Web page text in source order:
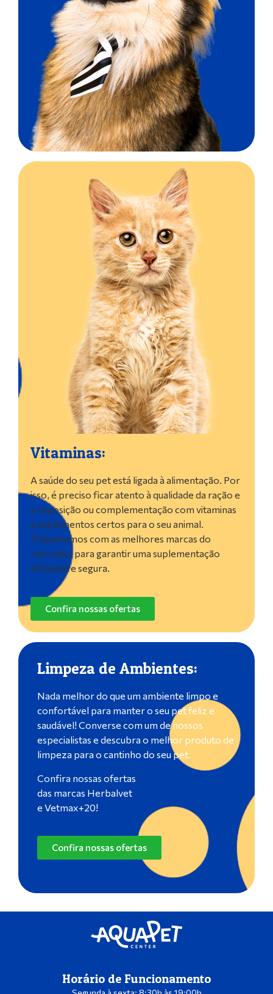
Vitaminas:
A saúde do seu pet está ligada à alimentação. Por
isso, é preciso ficar atento à qualidade da ração e
a reposição ou complementação com vitaminas
e suplementos certos para o seu animal.
Trabalhamos com as melhores marcas do
mercado, para garantir uma suplementação
eficiente e segura.
Confira nossas ofertas
Limpeza de Ambientes:
Nada melhor do que um ambiente limpo e
confortável para manter o seu pet feliz e
saudável! Converse com um de nossos
especialistas e descubra o melhor produto de
limpeza para o cantinho do seu pet.
Confira nossas ofertas
das marcas Herbalvet
e Vetmax+20!
Confira nossas ofertas
Horário de Funcionamento